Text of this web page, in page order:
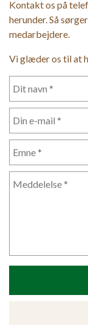
Kontakt os på
herunder. Så
medarbejdere.
Vi glæder os til at